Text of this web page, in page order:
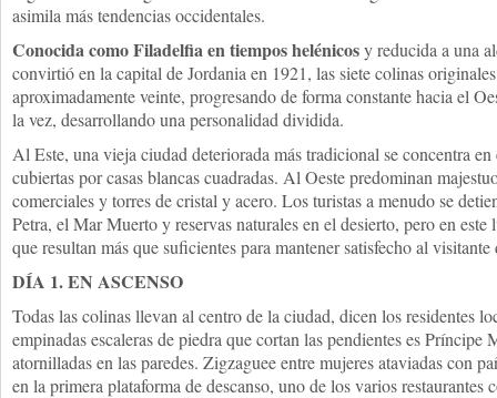
asimila más tendencias occidentales.
Conocida como Filadelfia en tiempos helénicosy reducida a una
convirtió en la capital de Jordania en 1921, las siete colinas
aproximadamente veinte, progresando de forma constante hacia el
la vez, desarrollando una personalidad dividida.
Al Este, una vieja ciudad deteriorada más tradicional se concentra
cubiertas por casas blancas cuadradas. Al Oeste predominan
comerciales y torres de cristal y acero. Los turistas a menudo se
Petra, el Mar Muerto y reservas naturales en el desierto, pero en
que resultan más que suficientes para mantener satisfecho al
DÍA 1. EN ASCENSO
Todas las colinas llevan al centro de la ciudad, dicen los residentes
empinadas escaleras de piedra que cortan las pendientes es Príncipe
atornilladas en las paredes. Zigzaguee entre mujeres ataviadas con
en la primera plataforma de descanso, uno de los varios restaurantes